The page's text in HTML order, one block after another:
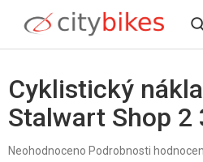
obsah
Cyklistický
Stalwart Shop 2
Průměrné
Neohodnoceno Podrobnosti